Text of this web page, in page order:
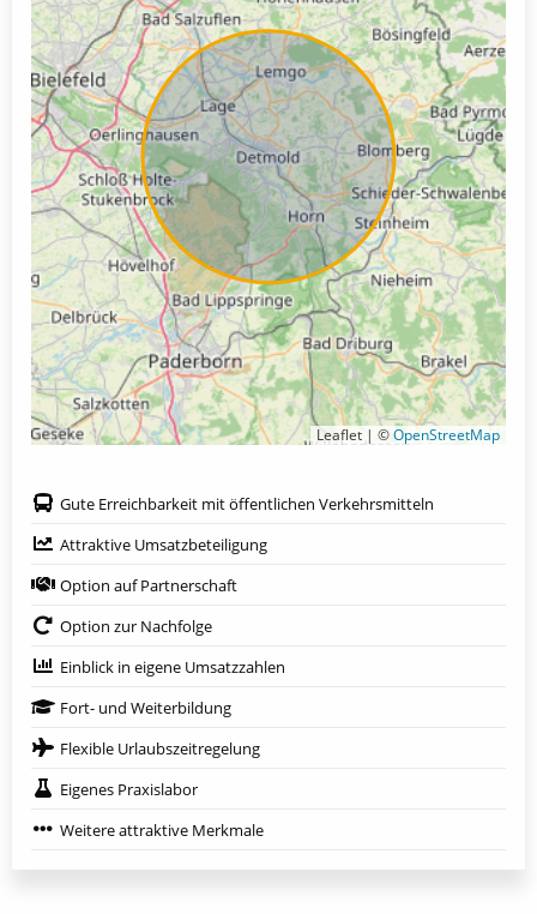
Leaflet | ©OpenStreetMap
Gute Erreichbarkeit mit öffentlichen Verkehrsmitteln
Attraktive Umsatzbeteiligung
Option auf Partnerschaft
Option zur Nachfolge
Einblick in eigene Umsatzzahlen
Fort- und Weiterbildung
Flexible Urlaubszeitregelung
Eigenes Praxislabor
Weitere attraktive Merkmale